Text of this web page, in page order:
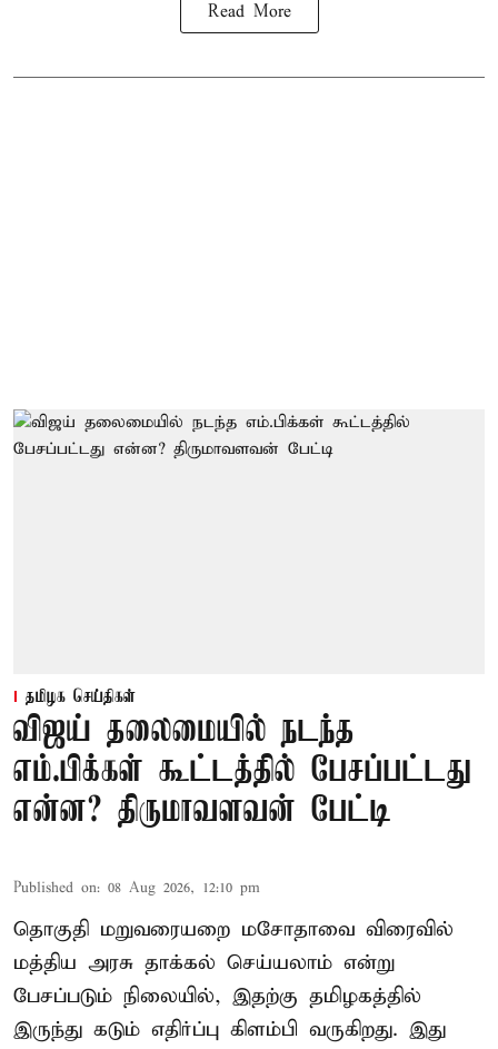
Read More
தமிழக செய்திகள்
விஜய் தலைமையில் நடந்த
எம்.பிக்கள் கூட்டத்தில் பேசப்பட்டது
என்ன? திருமாவளவன் பேட்டி
Published on: 08 Aug 2026, 12:10 pm
தொகுதி மறுவரையறை மசோதாவை விரைவில்
மத்திய அரசு தாக்கல் செய்யலாம் என்று
பேசப்படும் நிலையில், இதற்கு தமிழகத்தில்
இருந்து கடும் எதிர்ப்பு கிளம்பி வருகிறது. இது